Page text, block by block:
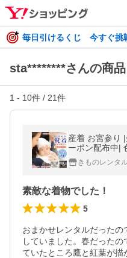
毎日引けるくじ 今すぐ挑
sta********さんの商
1 - 10件 / 21件
産着 お宮参り
ーポン配布中|
男の子 フルセット
赤ちゃん ママ
きものレンタ
素敵な着物でした！
5
おまかせレンタルだったの
していました。春だった
ていたところ鷹と紅葉が